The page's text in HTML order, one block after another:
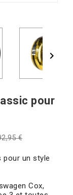

pour
€
pour un style
Cox,